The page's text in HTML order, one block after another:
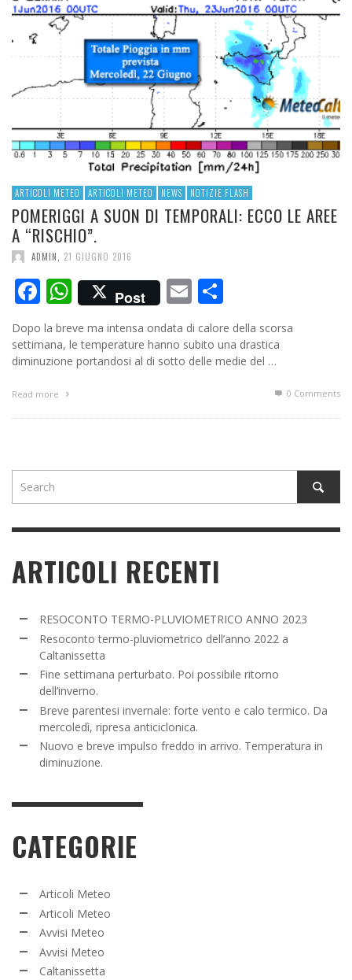
ARTICOLI METEO ARTICOLI METEO NEWS NOTIZIE FLASH
POMERIGGI A SUON DI TEMPORALI: ECCO LE AREE
A “RISCHIO”.
ADMIN 21 GIUGNO 2016
Facebook
WhatsApp
Post Email
Dopo la breve ma intensa ondata di calore della scorsa
settimana, le temperature hanno subito una drastica
diminuzione portandosi al di sotto delle medie del …
Read more 0 Comments
ARTICOLI RECENTI
RESOCONTO TERMO-PLUVIOMETRICO ANNO 2023
Resoconto termo-pluviometrico dell’anno 2022 a
Caltanissetta
Fine settimana perturbato. Poi possibile ritorno
dell’inverno.
Breve parentesi invernale: forte vento e calo termico. Da
mercoledì, ripresa anticiclonica.
Nuovo e breve impulso freddo in arrivo. Temperatura in
diminuzione.
CATEGORIE
Articoli Meteo
Articoli Meteo
Avvisi Meteo
Avvisi Meteo
Caltanissetta